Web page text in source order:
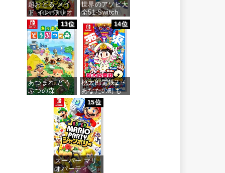
超おどる メイ
ド イン ワリオ
-Switch
価格：¥4,073
世界のアソビ大
全51-Switch
価格：¥3,655
13位
あつまれ どう
ぶつの森 -
価格：¥5,518
14位
桃太郎電鉄2 ~
あなたの町も
きっとある~ 東
日本編+西日本
編
価格：¥6,200
15位
スーパー マリ
オパーティ ジ